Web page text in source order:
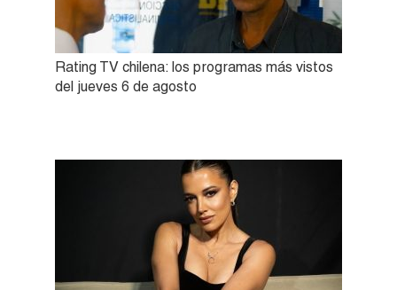
Rating TV chilena: los programas más vistos
del jueves 6 de agosto